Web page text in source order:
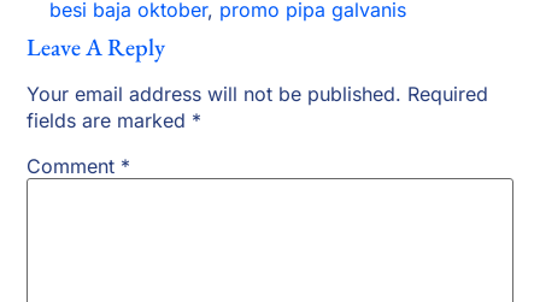
besi baja oktober, promo pipa galvanis
Leave A Reply
Your email address will not be published. Required
fields are marked *
Comment *